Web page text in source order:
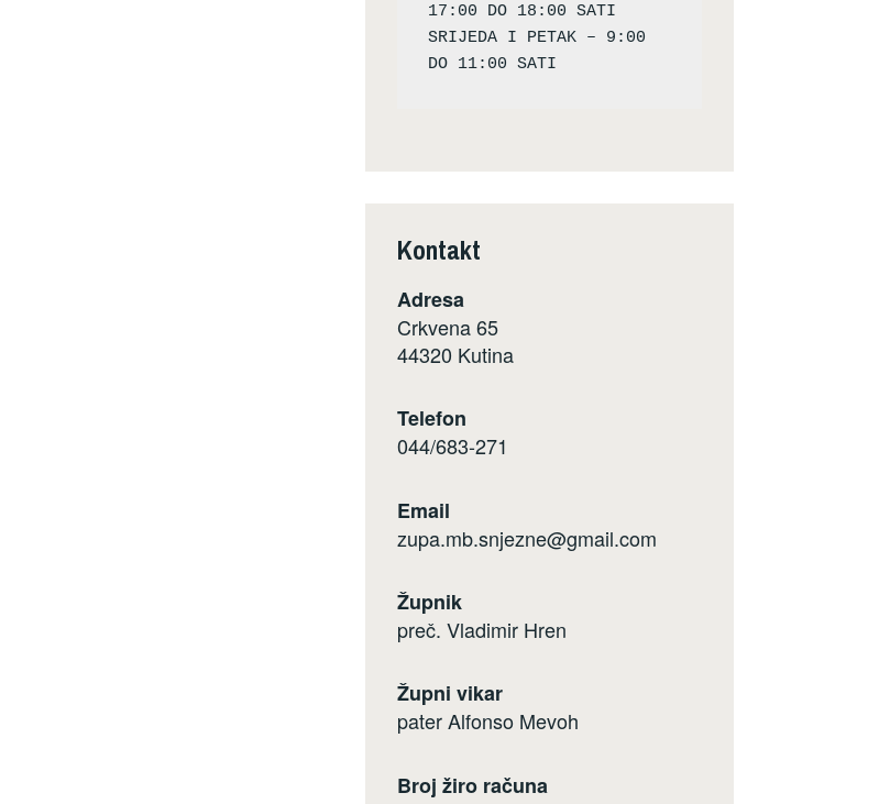
17:00 DO 18:00 SATI
SRIJEDA I PETAK – 9:00
Kontakt
Adresa
Crkvena 65
44320 Kutina
Telefon
044/683-271
Email
zupa.mb.snjezne@gmail.com
Župnik
preč. Vladimir Hren
Župni vikar
pater Alfonso Mevoh
Broj žiro računa